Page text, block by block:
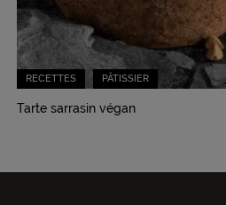
RECETTES PÂTISSIER
Tarte sarrasin végan